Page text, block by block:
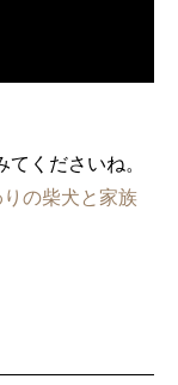
くださいね。
の柴犬と家族